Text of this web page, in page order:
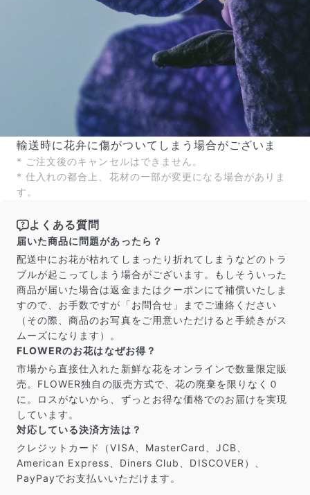
輸送時に花弁に傷がついてしまう場合がございま
* ご注文後のキャンセルはできません。
* 仕入れの都合上、花材の一部が変更になる場合がありま
す。
よくある質問
届いた商品に問題があったら？
配送中にお花が枯れてしまったり折れてしまうなどのトラ
ブルが起こってしまう場合がございます。もしそういった
商品が届いた場合は返金またはクーポンにて補償いたしま
すので、お手数ですが「お問合せ」までご連絡ください
（その際、商品のお写真をご用意いただけると手続きがス
ムーズになります）。
FLOWERのお花はなぜお得？
市場から直接仕入れた新鮮な花をオンラインで数量限定販
売。FLOWER独自の販売方式で、花の廃棄を限りなく０
に。ロスがないから、ずっとお得な価格でのお届けを実現
しています。
対応している決済方法は？
クレジットカード（VISA、MasterCard、JCB、
American Express、Diners Club、DISCOVER）、
PayPayでお支払いいただけます。